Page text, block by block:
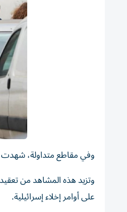
وفي مقاطع متداولة، شهدت
على أوامر إخلاء إسرائيلية.